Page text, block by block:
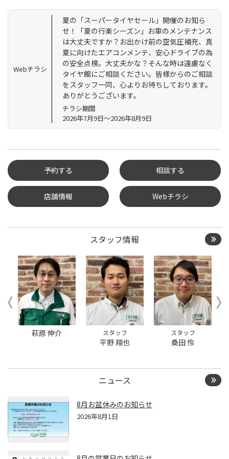
Webチラシ
夏の「スーパータイヤセール」開催のお知ら
せ！「夏の行楽シーズン」お車のメンテナンス
は大丈夫ですか？お出かけ前の空気圧補充、真
夏に向けたエアコンメンテ、安心ドライブの為
の安全点検。大丈夫かな？そんな時は遠慮なく
タイヤ館にご相談ください。皆様からのご相談
をスタッフ一同、心よりお待ちしております。
ありがとうございます。
チラシ期間
2026年7月9日～2026年8月9日
予約する
タイヤ点検・安全点検/タ
約
クローク契約会員専用タ
イヤ履き替え※タイヤ履
き替えを希望のクローク
契約会員の方はこちらを
選択ください
本日のタイヤ履き替え順
番待ち予約 ※クローク契
約会員の方はご利用いた
だけません
相談する
店舗情報 Webチラシ
スタッフ情報
萩原 伸介 スタッフ
平野 翔也
スタッフ
桑田 怜
ニュース
8月お盆休みのお知らせ
2026年8月1日